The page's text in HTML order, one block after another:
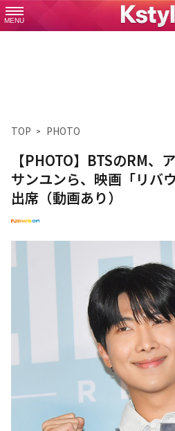
MENU
TOP PHOTO
【PHOTO】BTSのRM、
サンユンら、映画「リバ
出席（動画あり）